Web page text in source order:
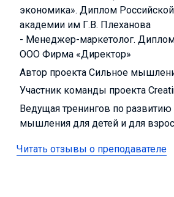
экономика». Диплом
академии им Г.В. Плеханова
- Менеджер-маркетолог.
ООО Фирма «Директор»
Автор проекта Сильное
Участник команды проекта
Ведущая тренингов по
мышления для детей и для
Читать отзывы о преподавателе